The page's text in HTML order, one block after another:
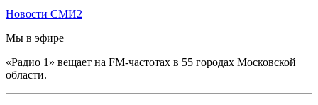
Новости СМИ2
Мы в эфире
«Радио 1» вещает на FM-частотах в 55 городах Московской
области.